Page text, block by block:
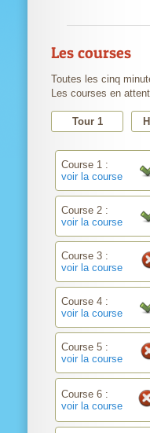
Les courses
Toutes les cinq
Les courses en
Tour 1
Course 1 :
voir la course
Course 2 :
voir la course
Course 3 :
voir la course
Course 4 :
voir la course
Course 5 :
voir la course
Course 6 :
voir la course